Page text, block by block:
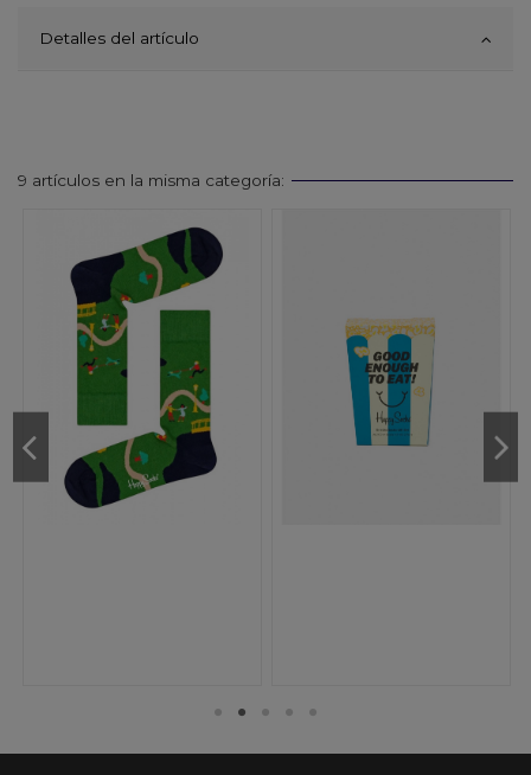
Detalles del artículo
9 artículos en la misma categoría: